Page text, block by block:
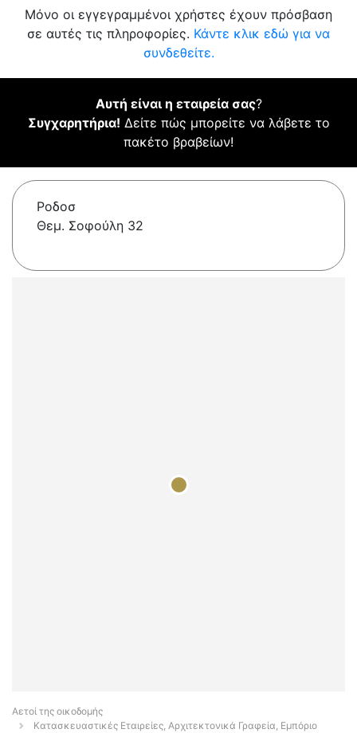
Μόνο οι εγγεγραμμένοι χρήστες έχουν πρόσβαση
σε αυτές τις πληροφορίες. Κάντε κλικ εδώ για να
συνδεθείτε.
Αυτή είναι η εταιρεία σας?
Συγχαρητήρια! Δείτε πώς μπορείτε να λάβετε το
πακέτο βραβείων!
Ροδοσ
Θεμ. Σοφούλη 32
Αετοί της οικοδομής
Κατασκευαστικές Εταιρείες, Αρχιτεκτονικά Γραφεία, Εμπόριο